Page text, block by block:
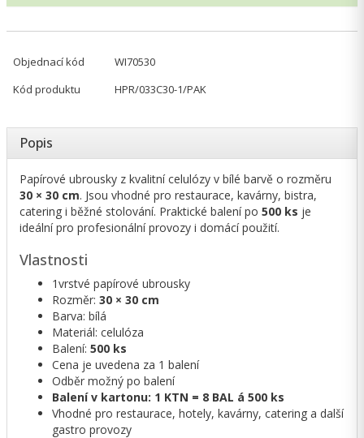
Objednací kód
WI70530
Kód produktu
HPR/033C30-1/PAK
Popis
Papírové ubrousky z kvalitní celulózy v bílé barvě o rozměru
30 × 30 cm. Jsou vhodné pro restaurace, kavárny, bistra,
catering i běžné stolování. Praktické balení po 500 ks je
ideální pro profesionální provozy i domácí použití.
Vlastnosti
1vrstvé papírové ubrousky
Rozměr: 30 × 30 cm
Barva: bílá
Materiál: celulóza
Balení: 500 ks
Cena je uvedena za 1 balení
Odběr možný po balení
Balení v kartonu: 1 KTN = 8 BAL á 500 ks
Vhodné pro restaurace, hotely, kavárny, catering a další
gastro provozy